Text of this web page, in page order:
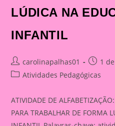
LÚDICA NA
INFANTIL
Post
author:
carolinapalhas01
Post1
PostAtividades Pedagógicas
ATIVIDADE DE
PARA TRABALHAR DE FORMA